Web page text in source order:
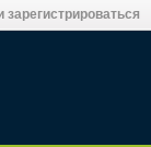
зарегистрироваться